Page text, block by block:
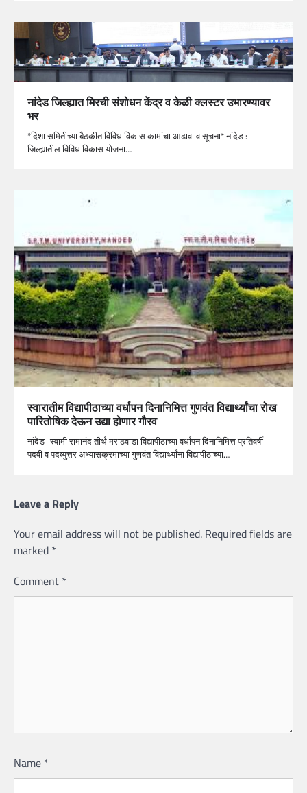
नांदेड जिल्ह्यात मिरची संशोधन केंद्र व केळी क्लस्टर उभारण्यावर
भर
*दिशा समितीच्या बैठकीत विविध विकास कामांचा आढावा व सूचना* नांदेड :
जिल्ह्यातील विविध विकास योजना…
स्वारातीम वि‌द्यापीठाच्या वर्धापन दिनानिमित्त गुणवंत विद्यार्थ्यांचा रोख
पारितोषिक देऊन उद्या होणार गौरव
नांदेड–स्वामी रामानंद तीर्थ मराठवाडा विद्यापीठाच्या वर्धापन दिनानिमित्त प्रतिवर्षी
पदवी व पदव्युत्तर अभ्यासक्रमाच्या गुणवंत विद्यार्थ्यांना विद्यापीठाच्या…
Leave a Reply
Your email address will not be published. Required fields are
marked *
Comment *
Name *